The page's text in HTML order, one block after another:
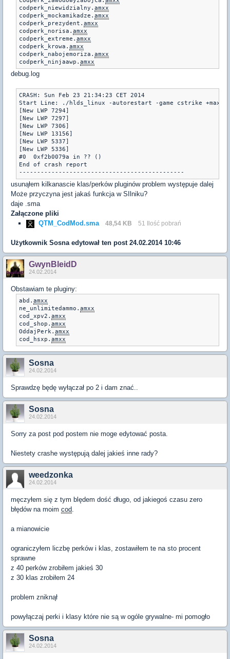
codperk_niewidzialny. amxx
codperk_mockamikadze. amxx
codperk_prezydent. amxx
codperk_norisa. amxx
codperk_extreme. amxx
codperk_krowa. amxx
codperk_nabojemoriza. amxx
codperk_ninjaawp. amxx
debug.log
CRASH: Sun Feb 23 21:34:23 CET 2014
Start Line: ./hlds_linux -autorestart -game cstrike
[New LWP 7294]
[New LWP 7297]
[New LWP 7306]
[New LWP 13156]
[New LWP 5337]
[New LWP 5336]
#0  0xf2b0079a in ?? ()
End of crash report
----------------------------------------------
usunąłem kilkanascie klas/perków pluginów problem występuje dalej
Może przyczyna jest jakaś funkcja w SIlniku?
daje .sma
Załączone pliki
QTM_CodMod.sma
48,54 KB 51 Ilość pobrań
Użytkownik Sosnaedytował ten post 24.02.2014 10:46
GwynBleidD
24.02.2014
Obstawiam te pluginy:
abd. amxx
ne_unlimitedammo. amxx
cod_xpv2. amxx
cod_shop. amxx
OddajPerk. amxx
cod_hsxp. amxx
Sosna
24.02.2014
Sprawdzę będę wyłączał po 2 i dam znać..
Sosna
24.02.2014
Sorry za post pod postem nie moge edytować posta.
Niestety crashe występują dalej jakieś inne rady?
weedzonka
24.02.2014
męczyłem się z tym blędem dość długo, od jakiegoś czasu zero
błędów na moim cod.
a mianowicie
ograniczyłem liczbę perków i klas, zostawiłem te na sto procent
sprawne
z 40 perków zrobiłem jakieś 30
z 30 klas zrobiłem 24
problem zniknął
powyłączaj perki i klasy które nie są w ogóle grywalne- mi pomogło
Sosna
24.02.2014